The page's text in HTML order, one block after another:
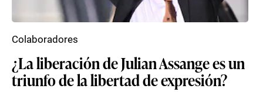
¿La liberación de Julian Assange es un
triunfo de la libertad de expresión?
Colaboradores